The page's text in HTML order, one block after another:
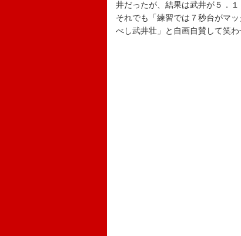
井だったが、結果は武井が５．
それでも「練習では７秒台がマ
べし武井壮」と自画自賛して笑わ